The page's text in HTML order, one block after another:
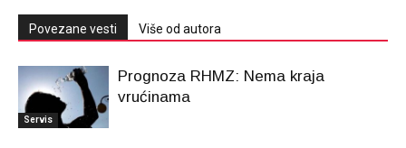
Povezane vesti Više od autora
Servis
Prognoza RHMZ: Nema kraja
vrućinama